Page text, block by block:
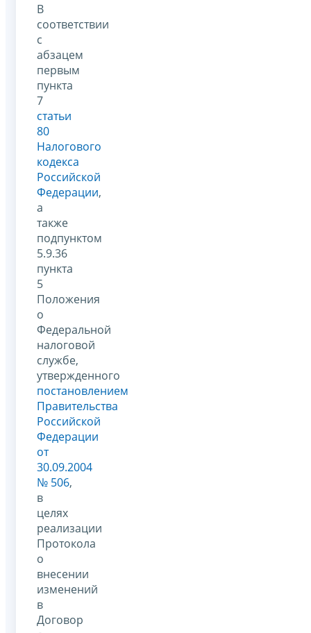
В
соответствии
с
абзацем
первым
пункта
7
статьи
80
Налогового
кодекса
Российской
Федерации,
а
также
подпунктом
5.9.36
пункта
5
Положения
о
Федеральной
налоговой
службе,
утвержденного
постановлением
Правительства
Российской
Федерации
от
30.09.2004
№ 506,
в
целях
реализации
Протокола
о
внесении
изменений
в
Договор